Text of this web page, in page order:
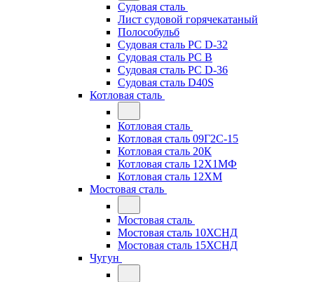
Судовая сталь
Лист судовой горячекатаный
Полособульб
Судовая сталь РС D-32
Судовая сталь РС В
Судовая сталь РС D-36
Судовая сталь D40S
Котловая сталь
Котловая сталь
Котловая сталь 09Г2С-15
Котловая сталь 20К
Котловая сталь 12Х1МФ
Котловая сталь 12ХМ
Мостовая сталь
Мостовая сталь
Мостовая сталь 10ХСНД
Мостовая сталь 15ХСНД
Чугун